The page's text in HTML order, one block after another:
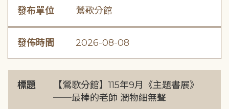
發布單位 鶯歌分館
發佈時間 2026-08-08
標題
【鶯歌分館】115年9月《主題書展》
──最棒的老師 潤物細無聲